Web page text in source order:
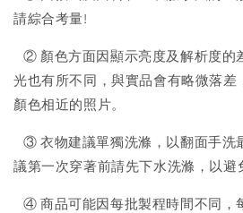
請綜合考量!
② 顏色方面因顯示亮度及解析度的
光也有所不同，與實品會有略微落差
顏色相近的照片。
③ 衣物建議單獨洗滌，以翻面手洗
議第一次穿著前請先下水洗滌，以避
④ 商品可能因每批製程時間不同，